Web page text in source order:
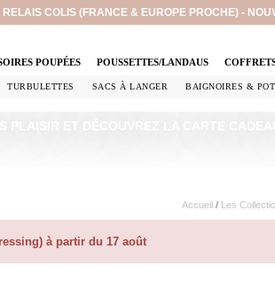
COLIS (FRANCE & EUROPE PROCHE) -
POUPÉES POUSSETTES/LANDAUS
TURBULETTES SACS À LANGER BAIGNOIRES &
Accueil / Les
à partir du 17 août